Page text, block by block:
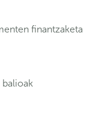
finantzaketa
balioak